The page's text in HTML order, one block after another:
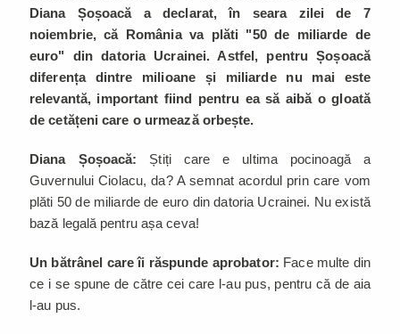
Diana Șoșoacă a declarat, în seara zilei de 7
noiembrie, că România va plăti "50 de miliarde de
euro" din datoria Ucrainei. Astfel, pentru Șoșoacă
diferența dintre milioane și miliarde nu mai este
relevantă, important fiind pentru ea să aibă o gloată
de cetățeni care o urmează orbește.
Diana Șoșoacă: Știți care e ultima pocinoagă a
Guvernului Ciolacu, da? A semnat acordul prin care vom
plăti 50 de miliarde de euro din datoria Ucrainei. Nu există
bază legală pentru așa ceva!
Un bătrânel care îi răspunde aprobator: Face multe din
ce i se spune de către cei care l-au pus, pentru că de aia
l-au pus.